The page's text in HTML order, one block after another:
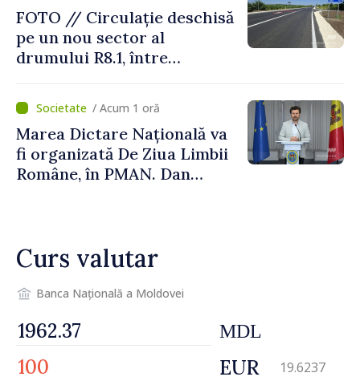
FOTO // Circulație deschisă
pe un nou sector al
drumului R8.1, între
Bolea: „Drumuri bune
înseamnă deplasări sigure
ale agenților economici și
cetățenilor”
/ Acum 1 oră
Marea Dictare Națională va
fi organizată De Ziua Limbii
Române, în PMAN. Dan
Curs valutar
Banca Națională a Moldovei
MDL
EUR 19.6237